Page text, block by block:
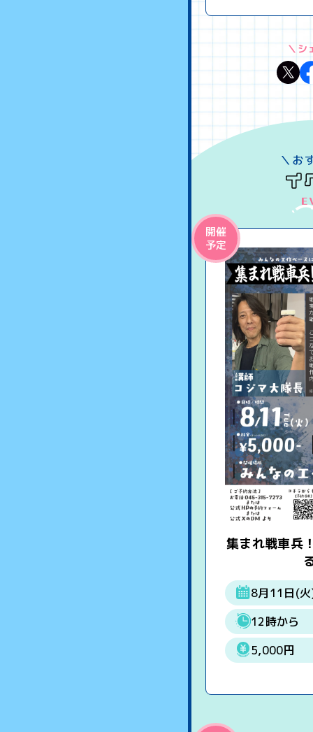
＼シ
開催
予定
集まれ戦車兵
8月11日(
12時から
5,000円